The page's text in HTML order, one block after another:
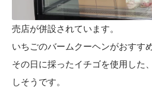
売店が併設されています。
いちごのバームクーヘンがおすすめ
その日に採ったイチゴを使用した
しそうです。